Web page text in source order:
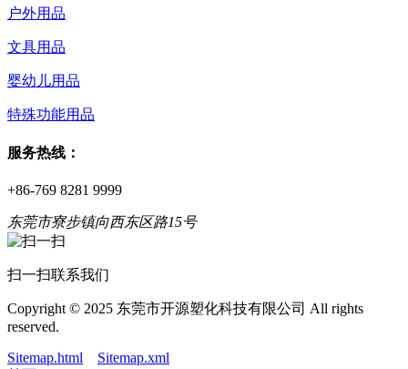
户外用品
文具用品
婴幼儿用品
特殊功能用品
服务热线：
+86-769 8281 9999
东莞市寮步镇向西东区路15号
扫一扫联系我们
Copyright © 2025 东莞市开源塑化科技有限公司 All rights
reserved.
Sitemap.html
Sitemap.xml